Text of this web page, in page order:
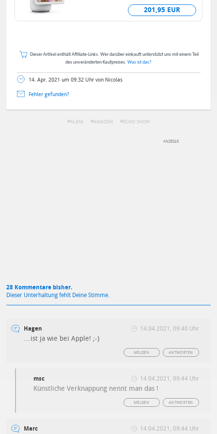
Bewegungsfunktion, Weiß, mit
Alexa+ Early Access
201,95 EUR
Dieser Artikel enthält Affiliate-Links. Wer darüber einkauft unterstützt uns mit einem Teil
des unveränderten Kaufpreises. Was ist das?
14. Apr. 2021 um 09:32 Uhr von Nicolas
Fehler gefunden?
ALEXA AMAZON ECHO SHOW
28 Kommentare bisher.
Dieser Unterhaltung fehlt Deine Stimme.
Hagen 14.04.2021, 09:40 Uhr
…ist ja wie bei Apple! ;-)
ANTWORTEN
MELDEN
msc 14.04.2021, 09:44 Uhr
Künstliche Verknappung nennt man das !
ANTWORTEN
MELDEN
Marc 14.04.2021, 09:44 Uhr